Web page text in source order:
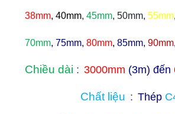
38mm, 40mm, 45mm, 50mm, 55mm
70mm, 75mm, 80mm, 85mm, 90mm
Chiều dài : 3000mm (3m) đến
Chất liệu : Thép